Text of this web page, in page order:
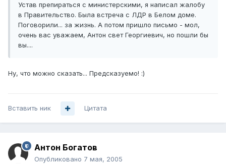
Устав препираться с министерскими, я написал жалобу
в Правительство. Была встреча с ЛДР в Белом доме.
Поговорили... за жизнь. А потом пришло письмо - мол,
очень вас уважаем, Антон свет Георгиевич, но пошли бы
вы....
Ну, что можно сказать... Предсказуемо! :)
Вставить ник Цитата
Антон Богатов
Опубликовано 7 мая, 2005